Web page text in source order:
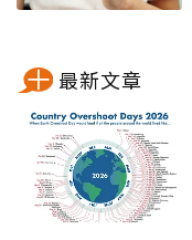
最新文章